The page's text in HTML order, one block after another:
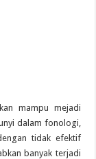
mampu mejadi
dalam fonologi,
tidak efektif
banyak terjadi